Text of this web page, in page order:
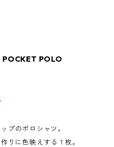
POLO
プのポロシャツ。
りに色映えする１枚。